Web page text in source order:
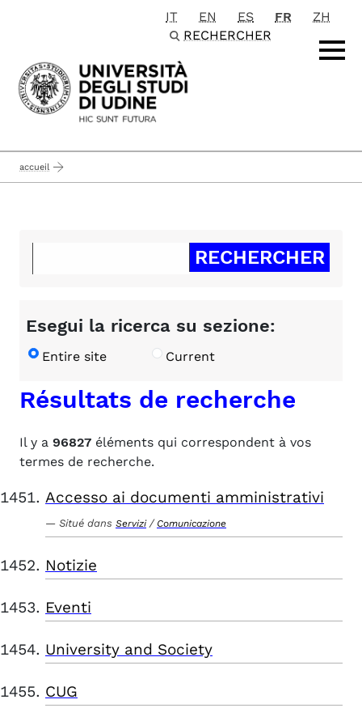
Passa al contenuto principale
IT EN ES FR
ZH
RECHERCHER
accueil
Esegui la ricerca su sezione:
Entire site Current
Résultats de recherche
Il y a 96827 éléments qui correspondent à vos
termes de recherche.
Accesso ai documenti amministrativi
Situé dans Servizi / Comunicazione
Notizie
Eventi
University and Society
CUG